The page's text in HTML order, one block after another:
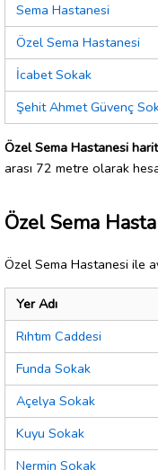
Sema Hastanesi
Özel Sema Hastanesi
İcabet Sokak
Şehit Ahmet Güvenç
Özel Sema Hastanesi
arası 72 metre olarak
Özel Sema
Özel Sema Hastanesi ile
Yer Adı
Rıhtım Caddesi
Funda Sokak
Açelya Sokak
Kuyu Sokak
Nermin Sokak